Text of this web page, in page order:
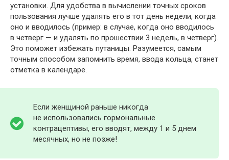
установки. Для удобства в вычислении точных сроков
пользования лучше удалять его в тот день недели, когда
оно и вводилось (пример: в случае, когда оно вводилось
в четверг — и удалять по прошествии 3 недель, в четверг).
Это поможет избежать путаницы. Разумеется, самым
точным способом запомнить время, ввода кольца, станет
отметка в календаре.
Если женщиной раньше никогда
не использовались гормональные
контрацептивы, его вводят, между 1 и 5 днем
месячных, но не позже!